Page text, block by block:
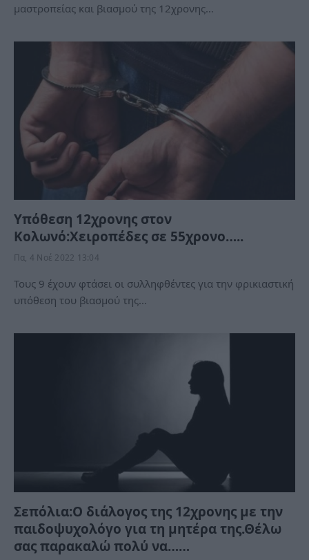
μαστροπείας και βιασμού της 12χρονης…
Υπόθεση 12χρονης στον
Κολωνό:Χειροπέδες σε 55χρονο…..
Πα, 4 Νοέ 2022 13:04
Τους 9 έχουν φτάσει οι συλληφθέντες για την φρικιαστική
υπόθεση του βιασμού της…
Σεπόλια:Ο διάλογος της 12χρονης με την
παιδοψυχολόγο για τη μητέρα της.Θέλω
σας παρακαλώ πολύ να……